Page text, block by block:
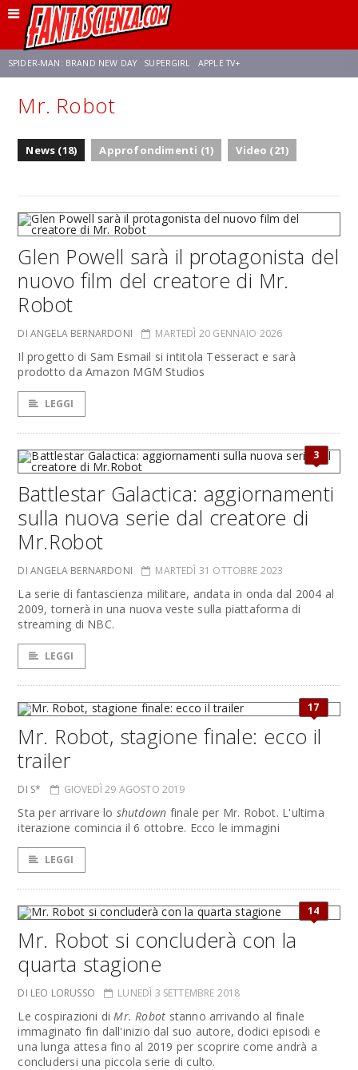
SPIDER-MAN: BRAND NEW DAY SUPERGIRL APPLE TV+
FRANCO RICCIARDIELLO
Mr. Robot
News (18) Approfondimenti (1) Video (21)
Glen Powell sarà il protagonista del
nuovo film del creatore di Mr.
Robot
DI ANGELA BERNARDONI MARTEDÌ 20 GENNAIO 2026
Il progetto di Sam Esmail si intitola Tesseract e sarà
prodotto da Amazon MGM Studios
LEGGI
3
Battlestar Galactica: aggiornamenti
sulla nuova serie dal creatore di
Mr.Robot
DI ANGELA BERNARDONI MARTEDÌ 31 OTTOBRE 2023
La serie di fantascienza militare, andata in onda dal 2004 al
2009, tornerà in una nuova veste sulla piattaforma di
streaming di NBC.
LEGGI
17
Mr. Robot, stagione finale: ecco il
trailer
DI S* GIOVEDÌ 29 AGOSTO 2019
Sta per arrivare lo shutdown finale per Mr. Robot. L'ultima
iterazione comincia il 6 ottobre. Ecco le immagini
LEGGI
14
Mr. Robot si concluderà con la
quarta stagione
DI LEO LORUSSO LUNEDÌ 3 SETTEMBRE 2018
Le cospirazioni diMr. Robot stanno arrivando al finale
immaginato fin dall'inizio dal suo autore, dodici episodi e
una lunga attesa fino al 2019 per scoprire come andrà a
concludersi una piccola serie di culto.